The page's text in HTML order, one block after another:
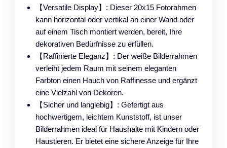
【Versatile Display】: Dieser 20x15 Fotorahmen
kann horizontal oder vertikal an einer Wand oder
auf einem Tisch montiert werden, bereit, Ihre
dekorativen Bedürfnisse zu erfüllen.
【Raffinierte Eleganz】: Der weiße Bilderrahmen
verleiht jedem Raum mit seinem eleganten
Farbton einen Hauch von Raffinesse und ergänzt
eine Vielzahl von Dekoren.
【Sicher und langlebig】: Gefertigt aus
hochwertigem, leichtem Kunststoff, ist unser
Bilderrahmen ideal für Haushalte mit Kindern oder
Haustieren. Er bietet eine sichere Anzeige für Ihre